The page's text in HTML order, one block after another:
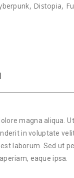
, Distopia,
magna aliqua.
in voluptate
laborum. Sed ut
eaque ipsa.